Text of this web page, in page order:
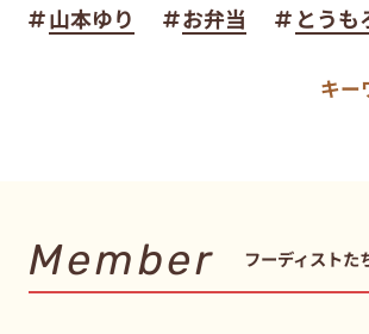
山本ゆり お弁当 とうも
キー
Member フーディストた